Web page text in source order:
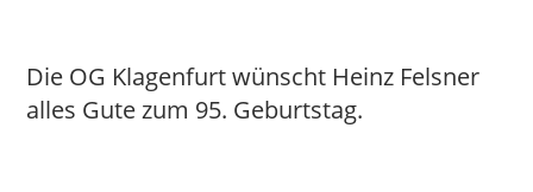
Die OG Klagenfurt wünscht Heinz Felsner
alles Gute zum 95. Geburtstag.